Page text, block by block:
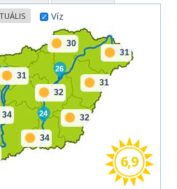
34
34
32
31
30
32
31
31
24
26
6,9
Víz